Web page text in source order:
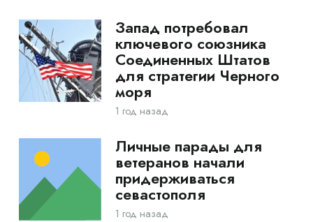
Запад потребовал
ключевого союзника
Соединенных Штатов
для стратегии Черного
моря
1 год назад
Личные парады для
ветеранов начали
придерживаться
севастополя
1 год назад